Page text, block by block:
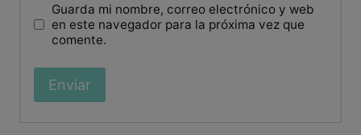
Guarda mi nombre, correo electrónico y web
en este navegador para la próxima vez que
comente.